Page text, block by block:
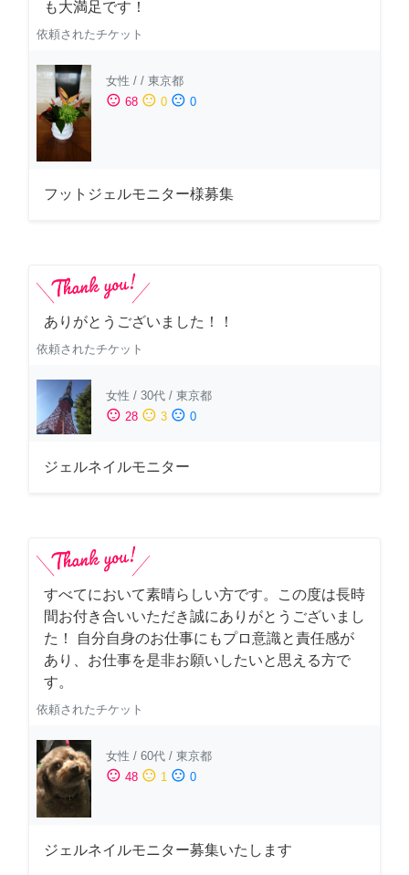
も大満足です！
依頼されたチケット
女性 / / 東京都
sentiment_satisfied 68 sentiment_neutral 0 sentiment_dissatisfied 0
フットジェルモニター様募集
ありがとうございました！！
依頼されたチケット
女性 / 30代 / 東京都
sentiment_satisfied 28 sentiment_neutral 3 sentiment_dissatisfied 0
ジェルネイルモニター
すべてにおいて素晴らしい方です。この度は長時
間お付き合いいただき誠にありがとうございまし
た！ 自分自身のお仕事にもプロ意識と責任感が
あり、お仕事を是非お願いしたいと思える方で
す。
依頼されたチケット
女性 / 60代 / 東京都
sentiment_satisfied 48 sentiment_neutral 1 sentiment_dissatisfied 0
ジェルネイルモニター募集いたします